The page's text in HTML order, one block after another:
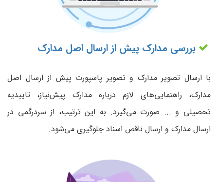
بررسی مدارک پیش از ارسال اصل مدارک
با ارسال تصویر مدارک و تصویر پاسپورت پیش از ارسال اصل
مدارک، راهنمایی‌های لازم درباره مدارک پیش‌نیاز، تاییدیه
تحصیلی و ... صورت می‌گیرد. به این ترتیب، از سردرگمی در
ارسال مدارک و ارسال ناقص اسناد جلوگیری می‌شود.